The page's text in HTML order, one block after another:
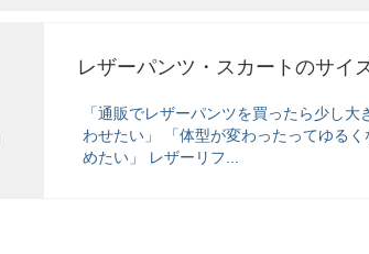
レザーパンツ・スカートのサイ
「通販でレザーパンツを買ったら少し
わせたい」 「体型が変わったってゆる
めたい」 レザーリフ...